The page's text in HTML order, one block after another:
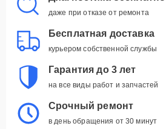
даже при отказе от ремонта
Бесплатная доставка
курьером собственной службы
Гарантия до 3 лет
на все виды работ и запчастей
Срочный ремонт
в день обращения от 30 минут